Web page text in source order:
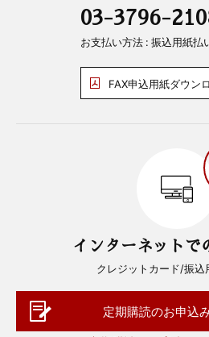
03-3796-
お支払い方法 : 振込用紙払
FAX申込用紙ダウン
インターネットで
クレジットカード/振込
定期購読のお申込